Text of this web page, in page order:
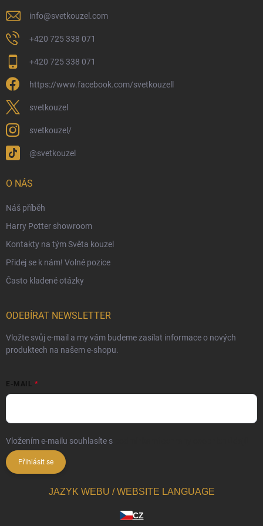
Kamenný obchod
Dárkový rádce 🎁
Reklamace a vrácení zboží
Věrnostní program
Velkoobchod
Ekologické balení objednávek
Podmínky ochrany osobních údajů
Ochranné známky a autorská práva
info@svetkouzel.com
+420 725 338 071
+420 725 338 071
https://www.facebook.com/svetkouzell
svetkouzel
svetkouzel/
@svetkouzel
O NÁS
Náš příběh
Harry Potter showroom
Kontakty na tým Světa kouzel
Přidej se k nám! Volné pozice
Často kladené otázky
ODEBÍRAT NEWSLETTER
Vložte svůj e-mail a my vám budeme zasílat informace o nových
produktech na našem e-shopu.
E-MAIL
Vložením e-mailu souhlasíte s
Přihlásit se
JAZYK WEBU / WEBSITE LANGUAGE
CZ